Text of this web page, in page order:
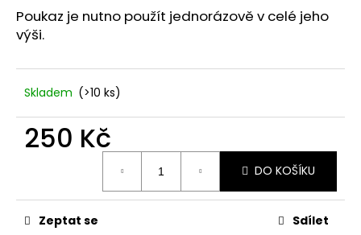
Poukaz je nutno použít jednorázově v celé jeho
výši.
Skladem (>10 ks)
250 Kč
DO KOŠÍKU
Zeptat se Sdílet